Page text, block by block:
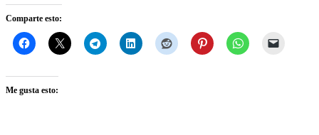
Comparte esto:
Me gusta esto: